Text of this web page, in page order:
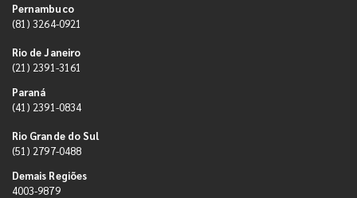
Pernambuco
(81) 3264-0921
Rio de Janeiro
(21) 2391-3161
Paraná
(41) 2391-0834
Rio Grande do Sul
(51) 2797-0488
Demais Regiões
4003-9879